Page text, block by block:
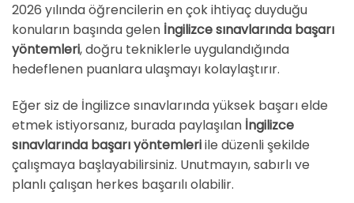
2026 yılında öğrencilerin en çok ihtiyaç duyduğu
konuların başında gelen İngilizce sınavlarında başarı
yöntemleri, doğru tekniklerle uygulandığında
hedeflenen puanlara ulaşmayı kolaylaştırır.
Eğer siz de İngilizce sınavlarında yüksek başarı elde
etmek istiyorsanız, burada paylaşılan İngilizce
sınavlarında başarı yöntemleriile düzenli şekilde
çalışmaya başlayabilirsiniz. Unutmayın, sabırlı ve
planlı çalışan herkes başarılı olabilir.